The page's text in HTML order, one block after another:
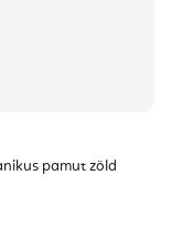
pamut zöld